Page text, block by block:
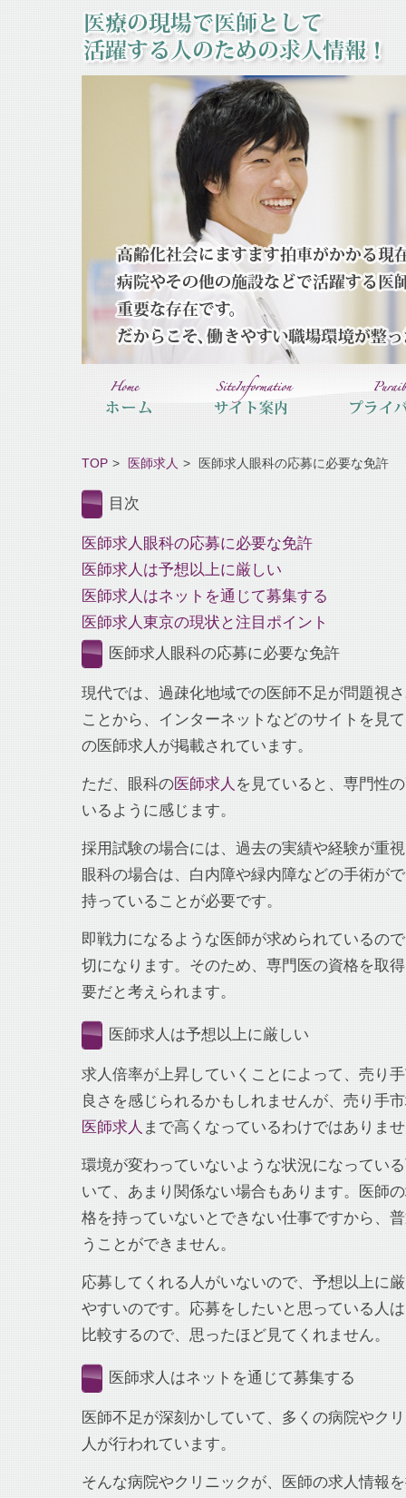
TOP 医師求人 医師求人眼科の応募に必要な免許
目次
医師求人眼科の応募に必要な免許
医師求人は予想以上に厳しい
医師求人はネットを通じて募集する
医師求人東京の現状と注目ポイント
医師求人眼科の応募に必要な免許
現代では、過疎化地域での医師不足が問題視
ことから、インターネットなどのサイトを見
の医師求人が掲載されています。
ただ、眼科の医師求人 を見ていると、専門性
いるように感じます。
採用試験の場合には、過去の実績や経験が重
眼科の場合は、白内障や緑内障などの手術が
持っていることが必要です。
即戦力になるような医師が求められているの
切になります。そのため、専門医の資格を取
要だと考えられます。
医師求人は予想以上に厳しい
求人倍率が上昇していくことによって、売り
良さを感じられるかもしれませんが、売り手
医師求人 まで高くなっているわけではありま
環境が変わっていないような状況になってい
いて、あまり関係ない場合もあります。医師
格を持っていないとできない仕事ですから、
うことができません。
応募してくれる人がいないので、予想以上に
やすいのです。応募をしたいと思っている人
比較するので、思ったほど見てくれません。
医師求人はネットを通じて募集する
医師不足が深刻かしていて、多くの病院やク
人が行われています。
そんな病院やクリニックが、医師の求人情報